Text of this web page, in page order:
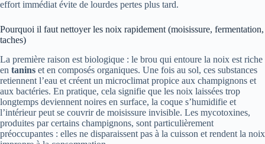
effort immédiat évite de lourdes pertes plus tard.
Pourquoi il faut nettoyer les noix rapidement (moisissure, fermentation,
taches)
La première raison est biologique : le brou qui entoure la noix est riche
en tanins et en composés organiques. Une fois au sol, ces substances
retiennent l’eau et créent un microclimat propice aux champignons et
aux bactéries. En pratique, cela signifie que les noix laissées trop
longtemps deviennent noires en surface, la coque s’humidifie et
l’intérieur peut se couvrir de moisissure invisible. Les mycotoxines,
produites par certains champignons, sont particulièrement
préoccupantes : elles ne disparaissent pas à la cuisson et rendent la noix